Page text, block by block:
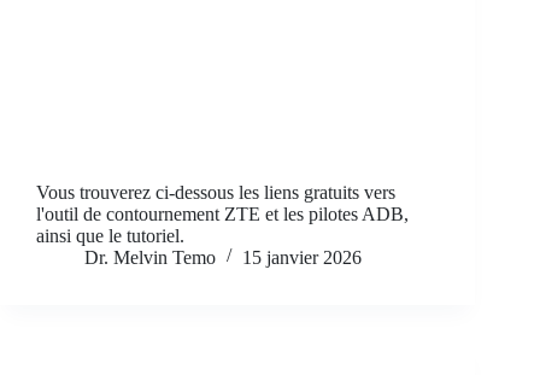
Vous trouverez ci-dessous les liens gratuits vers
l'outil de contournement ZTE et les pilotes ADB,
ainsi que le tutoriel.
Dr. Melvin Temo
15 janvier 2026